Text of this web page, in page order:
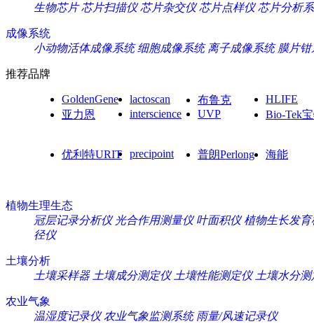
生物芯片 芯片扫描仪 芯片杂交仪 芯片点样仪 芯片分析
成像系统
小动物活体成像系统 细胞成像系统 离子成像系统 膜片钳
推荐品牌
GoldenGene lactoscan 布鲁克
HLIFE
亚力恩
interscience UVP Bio-Tek
优利特URIT precipoint 普朗Perlong 海能
植物生理生态
冠层记录分析仪 光合作用测量仪 叶面积仪 植物生长发育
径仪
土壤分析
土壤采样器 土壤成分测定仪 土壤性能测定仪 土壤水分
农业气象
温湿度记录仪 农业气象监测系统 雨量/风速记录仪